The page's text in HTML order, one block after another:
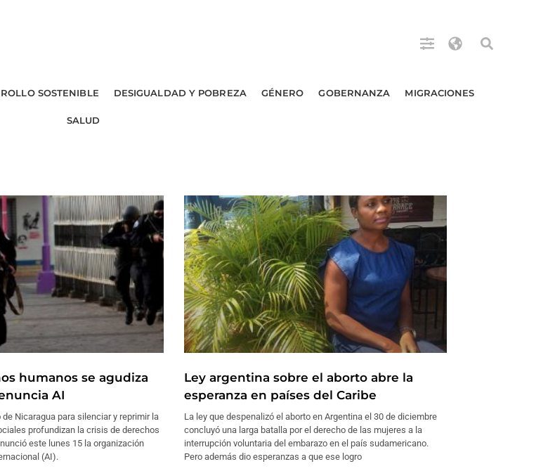
SOSTENIBLE DESIGUALDAD Y POBREZA GÉNERO GOBERNANZA MIGRACIONES
SALUD
humanos se agudiza
AI
Nicaragua para silenciar y reprimir la
profundizan la crisis de derechos
este lunes 15 la organización
(AI).
Ley argentina sobre el aborto abre la
esperanza en países del Caribe
La ley que despenalizó el aborto en Argentina el 30 de diciembre
concluyó una larga batalla por el derecho de las mujeres a la
interrupción voluntaria del embarazo en el país sudamericano.
Pero además dio esperanzas a que ese logro